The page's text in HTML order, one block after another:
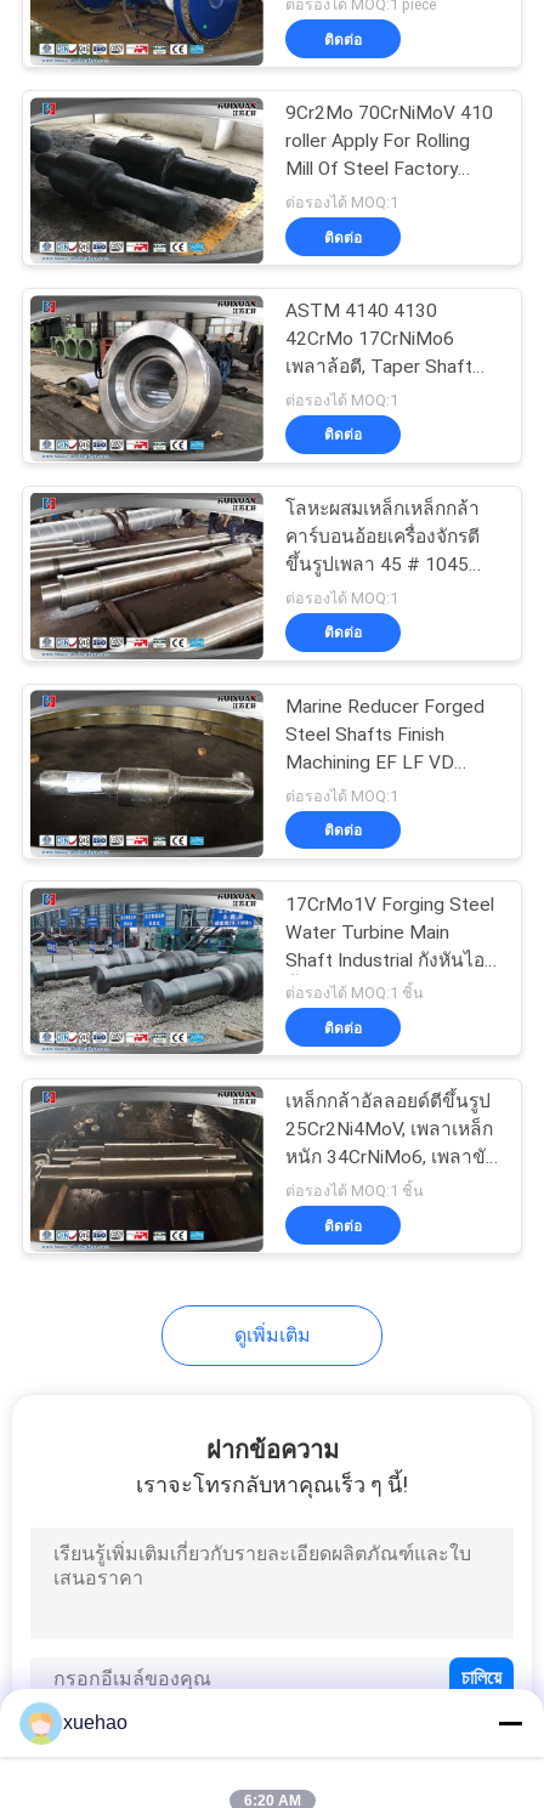
เว็บไซต์
PRIVACY
POLICY
ต่อรองได้ MOQ:1 piece
ติดต่อ
9Cr2Mo 70CrNiMoV 410
roller Apply For Rolling
Mill Of Steel Factory
Forged Steel Shafts
ต่อรองได้ MOQ:1
ติดต่อ
ASTM 4140 4130
42CrMo 17CrNiMo6
เพลาล้อตี, Taper Shaft
สำหรับเครื่องจักร
ต่อรองได้ MOQ:1
ติดต่อ
โลหะผสมเหล็กเหล็กกล้า
คาร์บอนอ้อยเครื่องจักรตี
ขึ้นรูปเพลา 45 # 1045
ASTM4140 34CrNiMo6
ต่อรองได้ MOQ:1
ติดต่อ
Marine Reducer Forged
Steel Shafts Finish
Machining EF LF VD
Melting Process
ต่อรองได้ MOQ:1
ติดต่อ
17CrMo1V Forging Steel
Water Turbine Main
Shaft Industrial กังหันไอ
น้ำขนาดใหญ่ Rotor
ต่อรองได้ MOQ:1 ชิ้น
ติดต่อ
เหล็กกล้าอัลลอยด์ตีขึ้นรูป
25Cr2Ni4MoV, เพลาเหล็ก
หนัก 34CrNiMo6, เพลาขับ
มอเตอร์
ต่อรองได้ MOQ:1 ชิ้น
ติดต่อ
ดูเพิ่มเติม
ฝากข้อความ
เราจะโทรกลับหาคุณเร็ว ๆ นี้!
xuehao
6:20 AM